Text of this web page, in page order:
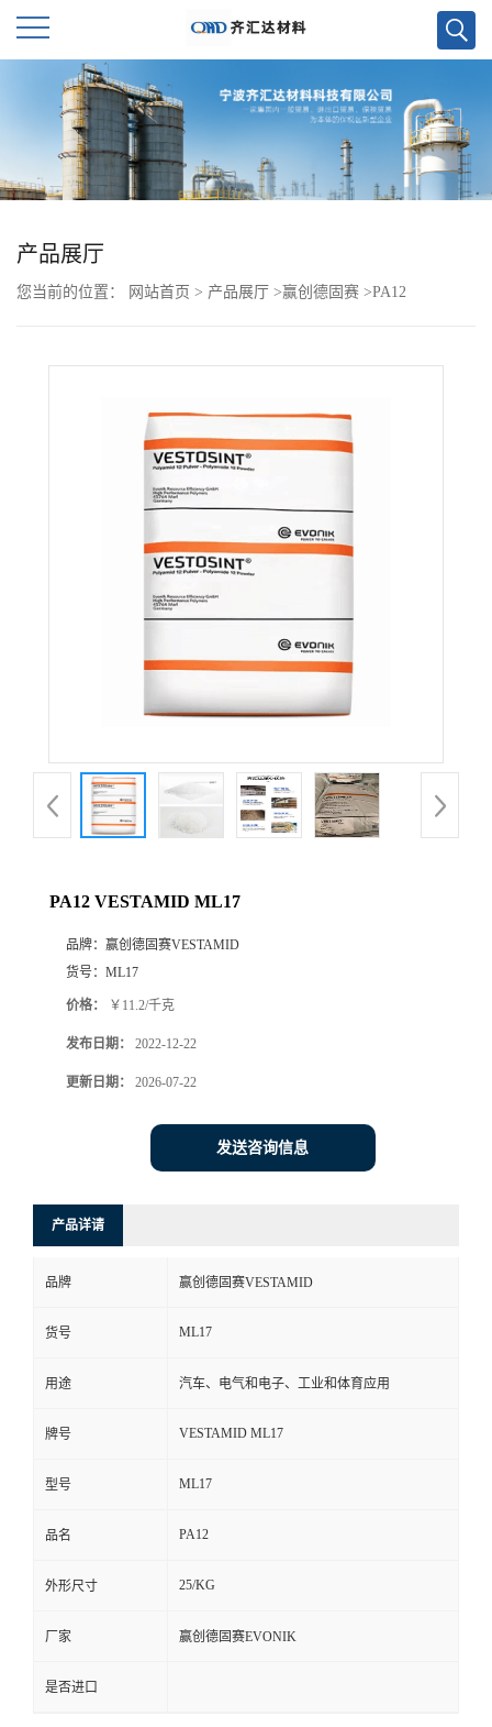
首
页
公
品
厅
系
言
产品展厅
您当前的位置： 网站首页 > 产品展厅 >赢创德固赛 >PA12
PA12 VESTAMID ML17
品牌： 赢创德固赛VESTAMID
货号： ML17
价格： ￥11.2/千克
发布日期： 2022-12-22
更新日期： 2026-07-22
发送咨询信息
产品详请
品牌 赢创德固赛VESTAMID
货号 ML17
用途 汽车、电气和电子、工业和体育应用
牌号 VESTAMID ML17
型号 ML17
品名 PA12
外形尺寸 25/KG
厂家 赢创德固赛EVONIK
是否进口